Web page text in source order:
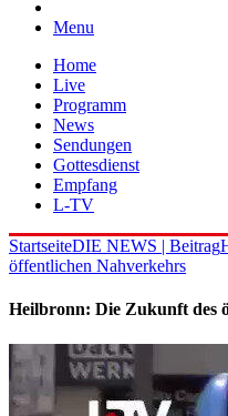
Menu
Home
Live
Programm
News
Sendungen
Gottesdienst
Empfang
L-TV
StartseiteDIE NEWS | Beitrag
öffentlichen Nahverkehrs
Heilbronn: Die Zukunft des